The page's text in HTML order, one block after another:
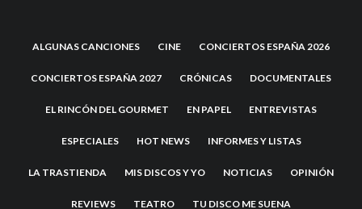
ALGUNAS CANCIONES CINE CONCIERTOS ESPAÑA 2026
CONCIERTOS ESPAÑA 2027 CRÓNICAS DOCUMENTALES
EL RINCÓN DEL GOURMET EN PAPEL ENTREVISTAS
ESPECIALES HOT NEWS INFORMES Y LISTAS
LA TRASTIENDA MIS DISCOS Y YO NOTICIAS OPINIÓN
REVIEWS TEATRO TU DISCO ME SUENA